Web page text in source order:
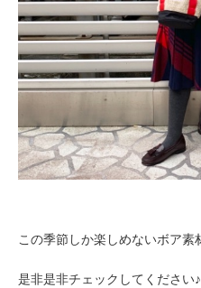
この季節しか楽しめないボア素
是非是非チェックしてください♪